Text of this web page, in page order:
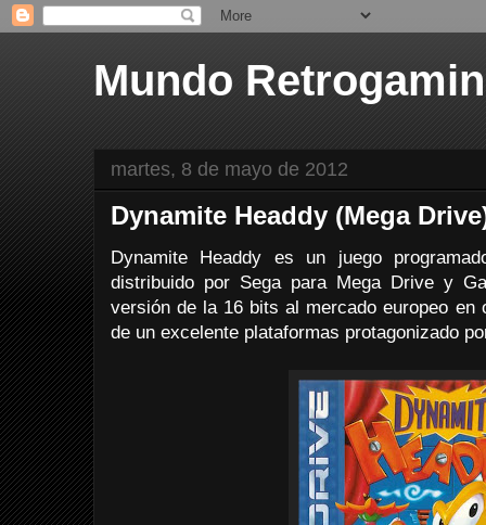
Mundo
martes, 8 de mayo de 2012
Dynamite Headdy (Mega
Dynamite Headdy es un juego
distribuido por Sega para Mega Drive y
versión de la 16 bits al mercado europeo en
de un excelente plataformas protagonizado